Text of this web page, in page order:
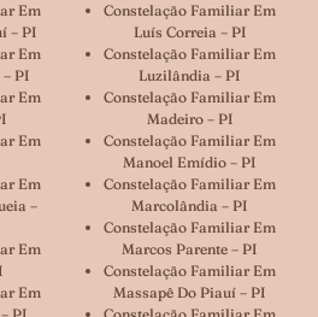
Em
– PI
Em
PI
Em
Em
Em
–
Em
Em
Constelação Familiar Em
Luís Correia – PI
Constelação Familiar Em
Luzilândia – PI
Constelação Familiar Em
Madeiro – PI
Constelação Familiar Em
Manoel Emídio – PI
Constelação Familiar Em
Marcolândia – PI
Constelação Familiar Em
Marcos Parente – PI
Constelação Familiar Em
Massapê Do Piauí – PI